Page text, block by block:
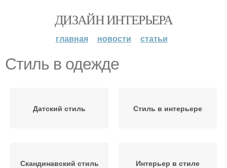
ДИЗАЙН ИНТЕРЬЕРА
главная новости статьи
Стиль в одежде
Датский стиль Стиль в интерьере
Скандинавский стиль Интерьер в стиле